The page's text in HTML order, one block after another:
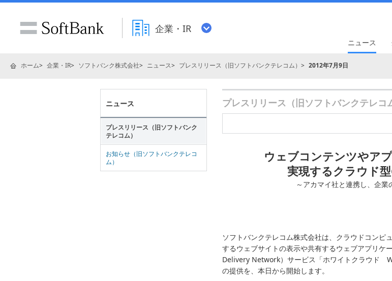
企業・IR
ニュース
ホーム 企業・IR ソフトバンク株式会社 ニュース プレスリリース（旧ソフトバンクテレコム） 2012年7月9日
プレスリリース（旧ソフトバンクテレコ
ウェブコンテンツやア
実現するクラウド
～アカマイ社と連携し、企
ソフトバンクテレコム株式会社は、クラウドコンピ
するウェブサイトの表示や共有するウェブアプリ
Delivery Network）サービス「ホワイトクラウド
の提供を、本日から開始します。
ニュース
プレスリリース（旧ソフトバンク
テレコム）
お知らせ（旧ソフトバンクテレコ
ム）